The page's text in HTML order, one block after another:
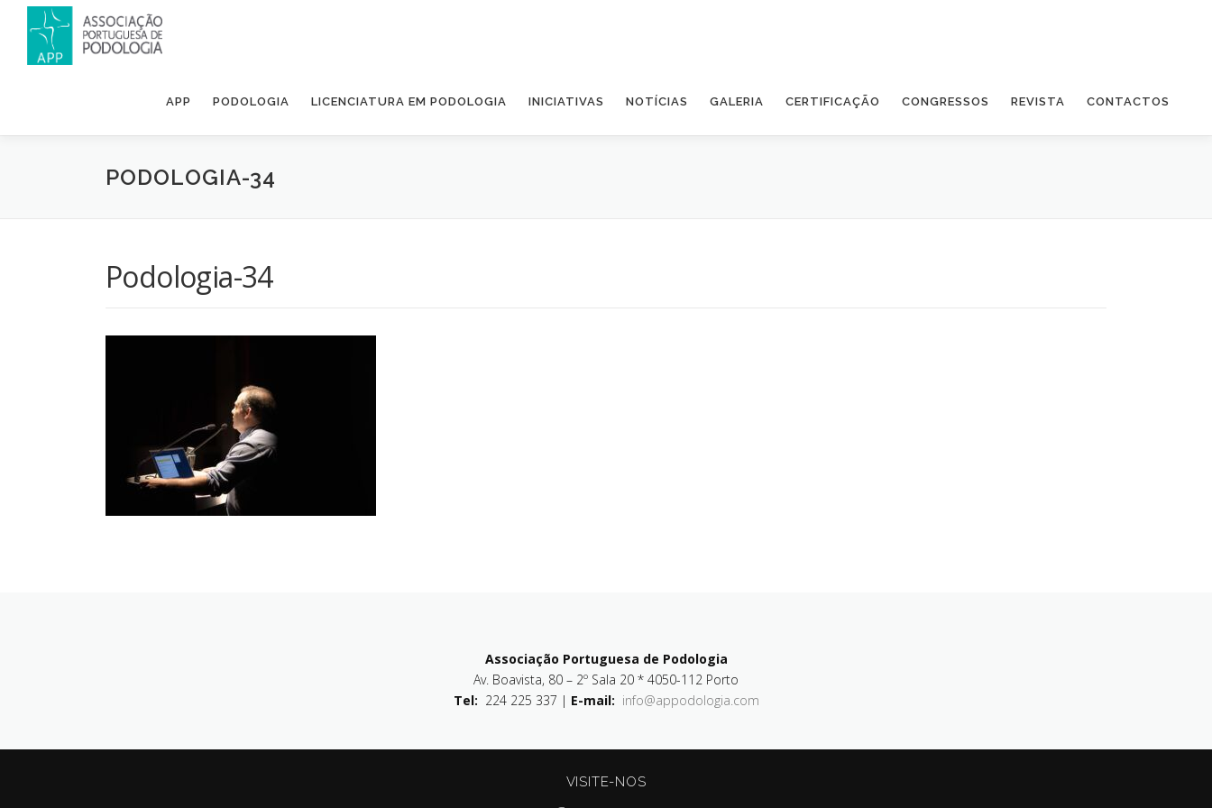
APP PODOLOGIA LICENCIATURA EM PODOLOGIA INICIATIVAS NOTÍCIAS GALERIA CERTIFICAÇÃO CONGRESSOS REVISTA CONTACTOS
PODOLOGIA-34
Podologia-34
Associação Portuguesa de Podologia
Av. Boavista, 80 – 2º Sala 20 * 4050-112 Porto
Tel: 224 225 337 | E-mail: info@appodologia.com
VISITE-NOS